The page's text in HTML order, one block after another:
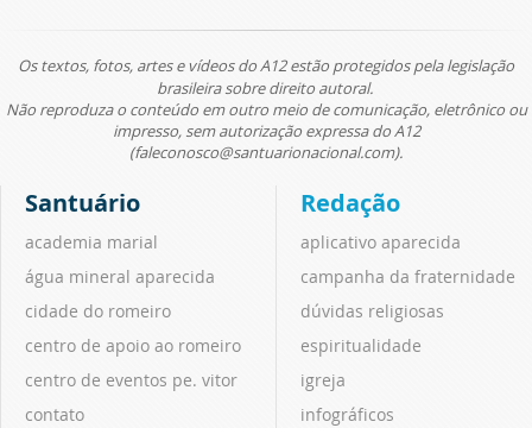
Os textos, fotos, artes e vídeos do A12 estão protegidos pela legislação
brasileira sobre direito autoral.
Não reproduza o conteúdo em outro meio de comunicação, eletrônico ou
impresso, sem autorização expressa do A12
(faleconosco@santuarionacional.com).
Santuário
academia marial
água mineral aparecida
cidade do romeiro
centro de apoio ao romeiro
centro de eventos pe. vitor
contato
Redação
aplicativo aparecida
campanha da fraternidade
dúvidas religiosas
espiritualidade
igreja
infográficos